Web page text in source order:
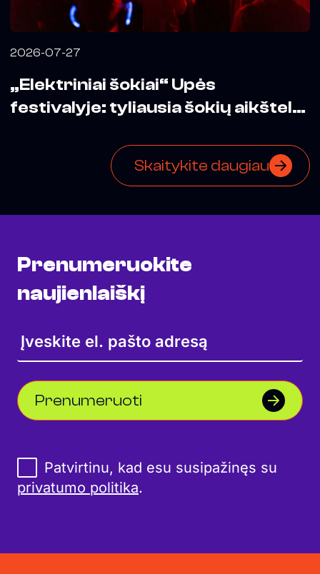
2026-07-27
„Elektriniai šokiai“ Upės
festivalyje: tyliausia šokių aikštelė
Skaitykite daugiau
Prenumeruokite
naujienlaiškį
Prenumeruoti
Patvirtinu, kad esu susipažinęs su
privatumo politika.